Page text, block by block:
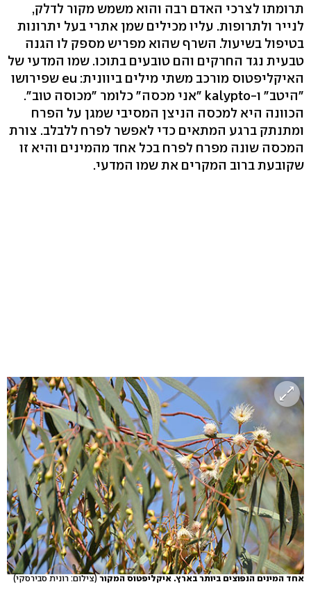
תרומתו לצרכי האדם רבה והוא משמש מקור לדלק,
לנייר ולתרופות. עליו מכילים שמן אתרי בעל יתרונות
בטיפול בשיעול. השרף שהוא מפריש מספק לו הגנה
טבעית נגד החרקים והם טובעים בתוכו. שמו המדעי של
האיקליפטוס מורכב משתי מילים ביוונית: eu שפירושו
"היטב" ו-kalypto "אני מכסה" כלומר "מכוסה טוב".
הכוונה היא למכסה הניצן המסיבי שמגן על הפרח
ומתנתק ברגע המתאים כדי לאפשר לפרח ללבלב. צורת
המכסה שונה מפרח לפרח בכל אחד מהמינים והיא זו
שקובעת ברוב המקרים את שמו המדעי.
אחד המינים הנפוצים ביותר בארץ. איקליפטוס המקור (צילום: רונית סבירסקי)